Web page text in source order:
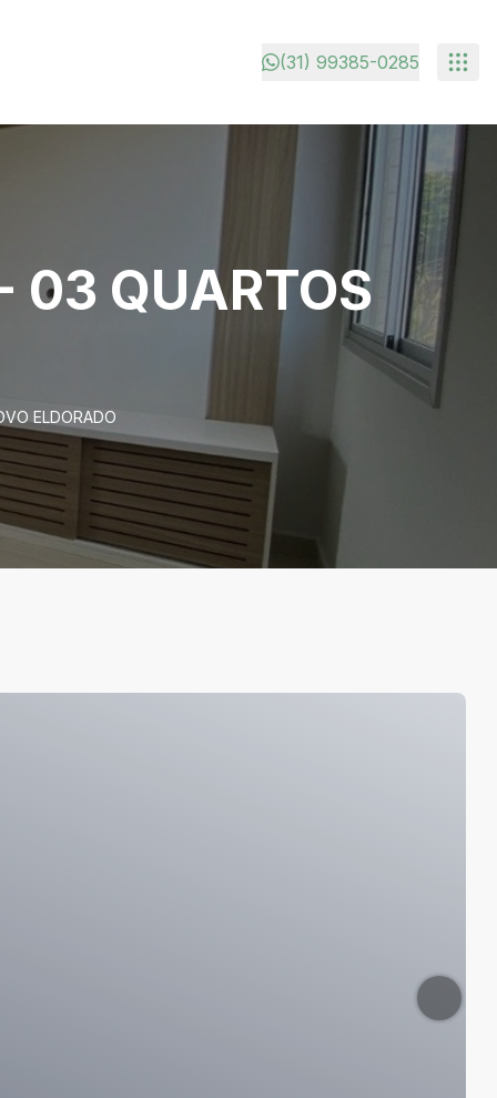
(31) 99385-0285
03 QUARTOS
ELDORADO